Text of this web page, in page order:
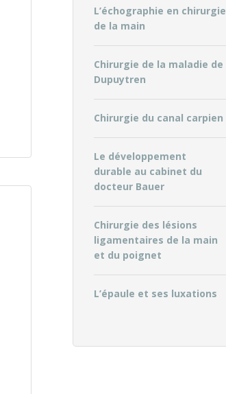
L’échographie en chirurgie
de la main
Chirurgie de la maladie de
Dupuytren
Chirurgie du canal carpien
Le développement
durable au cabinet du
docteur Bauer
Chirurgie des lésions
ligamentaires de la main
et du poignet
L’épaule et ses luxations